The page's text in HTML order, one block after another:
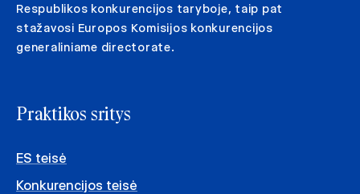
Respublikos konkurencijos taryboje, taip pat
stažavosi Europos Komisijos konkurencijos
generaliniame directorate.
Praktikos sritys
ES teisė
Konkurencijos teisė